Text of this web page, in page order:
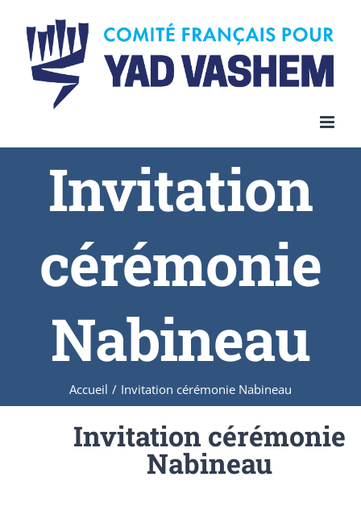
Invitation
cérémonie
Nabineau
Accueil / Invitation cérémonie Nabineau
Invitation cérémonie
Nabineau